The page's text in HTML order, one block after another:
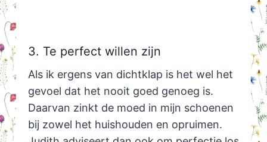
3. Te perfect willen zijn
Als ik ergens van dichtklap is het wel het
gevoel dat het nooit goed genoeg is.
Daarvan zinkt de moed in mijn schoenen
bij zowel het huishouden en opruimen.